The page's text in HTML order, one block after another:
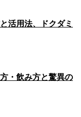
活用法、ドクダミ
・飲み方と驚異の